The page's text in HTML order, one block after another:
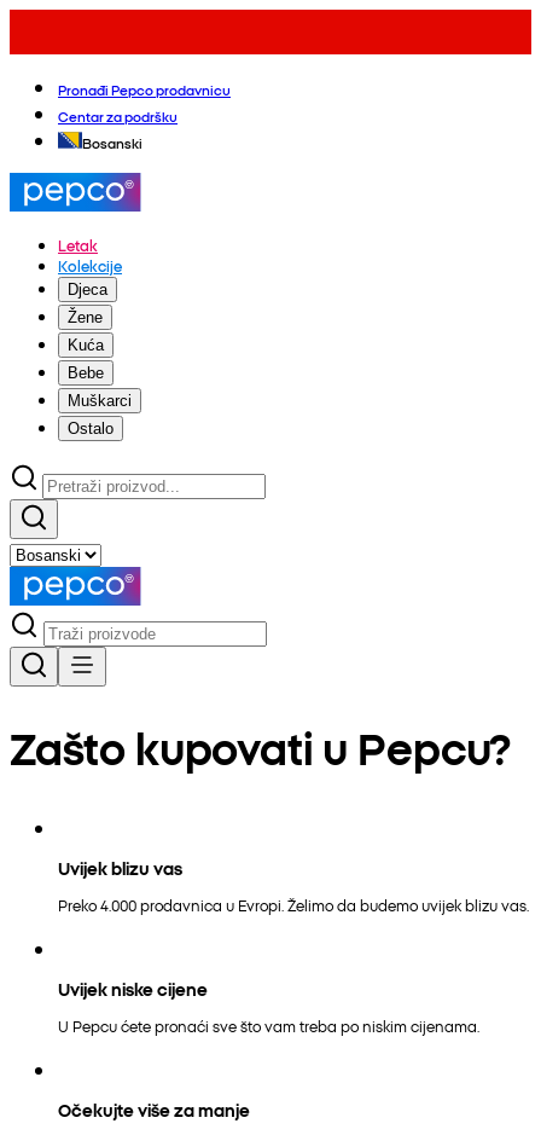
Pronađi Pepco prodavnicu
Centar za podršku
Bosanski
Letak
Kolekcije
Djeca
Žene
Kuća
Bebe
Muškarci
Ostalo
Zašto kupovati u Pepcu?
Uvijek blizu vas
Preko 4.000 prodavnica u Evropi. Želimo da budemo uvijek blizu vas.
Uvijek niske cijene
U Pepcu ćete pronaći sve što vam treba po niskim cijenama.
Očekujte više za manje